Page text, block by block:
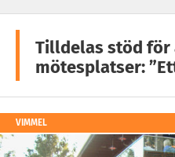
Tilldelas stöd för
mötesplatser:
VIMMEL